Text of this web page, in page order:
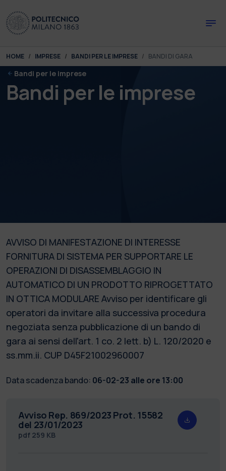
You are here:
HOME IMPRESE BANDI PER LE IMPRESE BANDI DI GARA
Bandi per le imprese
Bandi per le imprese
AVVISO DI MANIFESTAZIONE DI INTERESSE
FORNITURA DI SISTEMA PER SUPPORTARE LE
OPERAZIONI DI DISASSEMBLAGGIO IN
AUTOMATICO DI UN PRODOTTO RIPROGETTATO
IN OTTICA MODULARE Avviso per identificare gli
operatori da invitare alla successiva procedura
negoziata senza pubblicazione di un bando di
gara ai sensi dell'art. 1 co. 2 lett. b) L. 120/2020 e
ss.mm.ii. CUP D45F21002960007
Data scadenza bando: 06-02-23 alle ore 13:00
Avviso Rep. 869/2023 Prot. 15582
del 23/01/2023
pdf 259 KB